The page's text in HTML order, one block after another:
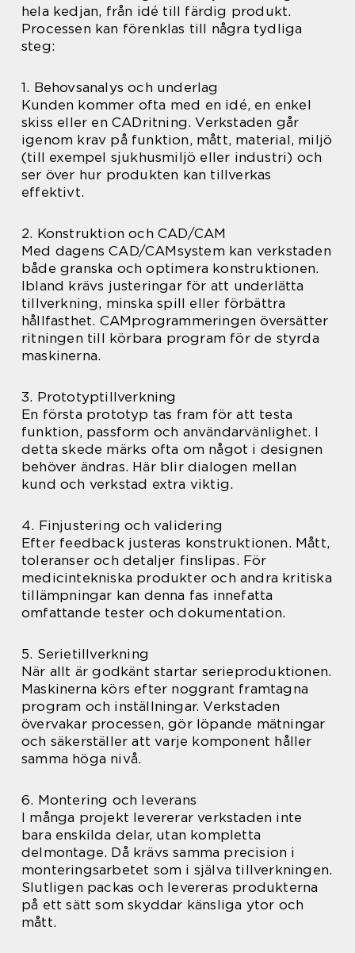
hela kedjan, från idé till färdig produkt.
Processen kan förenklas till några tydliga
steg:
1. Behovsanalys och underlag
Kunden kommer ofta med en idé, en enkel
skiss eller en CADritning. Verkstaden går
igenom krav på funktion, mått, material, miljö
(till exempel sjukhusmiljö eller industri) och
ser över hur produkten kan tillverkas
effektivt.
2. Konstruktion och CAD/CAM
Med dagens CAD/CAMsystem kan verkstaden
både granska och optimera konstruktionen.
Ibland krävs justeringar för att underlätta
tillverkning, minska spill eller förbättra
hållfasthet. CAMprogrammeringen översätter
ritningen till körbara program för de styrda
maskinerna.
3. Prototyptillverkning
En första prototyp tas fram för att testa
funktion, passform och användarvänlighet. I
detta skede märks ofta om något i designen
behöver ändras. Här blir dialogen mellan
kund och verkstad extra viktig.
4. Finjustering och validering
Efter feedback justeras konstruktionen. Mått,
toleranser och detaljer finslipas. För
medicintekniska produkter och andra kritiska
tillämpningar kan denna fas innefatta
omfattande tester och dokumentation.
5. Serietillverkning
När allt är godkänt startar serieproduktionen.
Maskinerna körs efter noggrant framtagna
program och inställningar. Verkstaden
övervakar processen, gör löpande mätningar
och säkerställer att varje komponent håller
samma höga nivå.
6. Montering och leverans
I många projekt levererar verkstaden inte
bara enskilda delar, utan kompletta
delmontage. Då krävs samma precision i
monteringsarbetet som i själva tillverkningen.
Slutligen packas och levereras produkterna
på ett sätt som skyddar känsliga ytor och
mått.